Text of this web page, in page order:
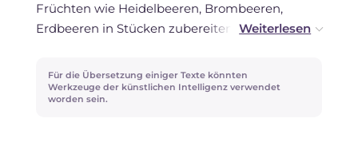
Früchten wie Heidelbeeren, Brombeeren,
Erdbeeren in Stücken zubereiten.
Früchte pürieren oder durch ein Sieb streichen
und das gewonnene Fruchtfleisch zur Sahne
Für die Übersetzung einiger Texte könnten
Werkzeuge der künstlichen Intelligenz verwendet
worden sein.